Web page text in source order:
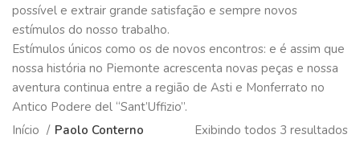
possível e extrair grande satisfação e sempre novos
estímulos do nosso trabalho.
Estímulos únicos como os de novos encontros: e é assim que
nossa história no Piemonte acrescenta novas peças e nossa
aventura continua entre a região de Asti e Monferrato no
Antico Podere del “Sant’Uffizio”.
Início
Paolo Conterno Exibindo todos 3 resultados